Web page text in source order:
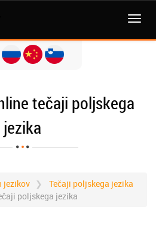
MENI
tečaji poljskega
jezika
jezikov
Tečaji poljskega jezika
poljskega jezika